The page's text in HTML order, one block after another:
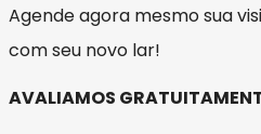
Agende agora mesmo sua
com seu novo lar!
AVALIAMOS